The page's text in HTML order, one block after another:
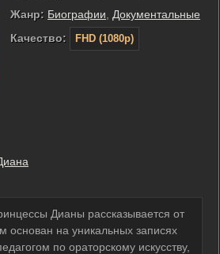
Жанр: Биографии
Документальные
Качество:
FHD (1080p)
Дианы рассказывается от
основан на уникальных записях
по ораторскому искусству,